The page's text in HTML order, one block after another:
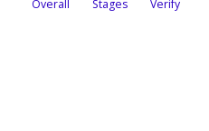
Overall Stages Verify